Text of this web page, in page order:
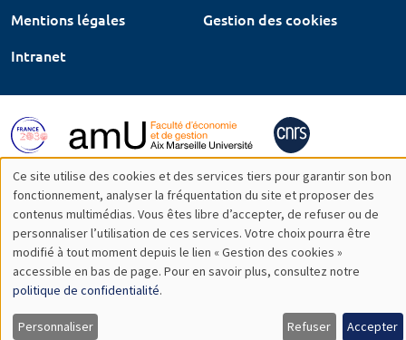
Mentions légales
Gestion des cookies
Intranet
Utilisation
des
données
personnelles
et
Ce site utilise des cookies et des services tiers pour garantir son bon
fonctionnement, analyser la fréquentation du site et proposer des
contenus multimédias. Vous êtes libre d’accepter, de refuser ou de
personnaliser l’utilisation de ces services. Votre choix pourra être
modifié à tout moment depuis le lien « Gestion des cookies »
accessible en bas de page. Pour en savoir plus, consultez notre
politique de confidentialité.
Personnaliser Refuser Accepter